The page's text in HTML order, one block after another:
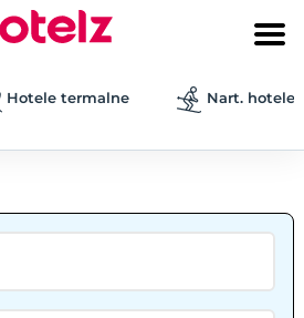
Hotele termalne Nart. hotele